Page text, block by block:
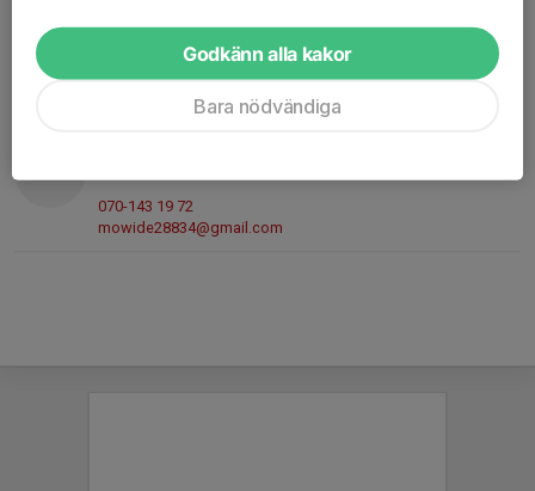
Mikael Frid
076-880 84 90
mfridh01@gmail.com
070-143 19 72
mowide28834@gmail.com
Godkänn alla kakor
Bara nödvändiga